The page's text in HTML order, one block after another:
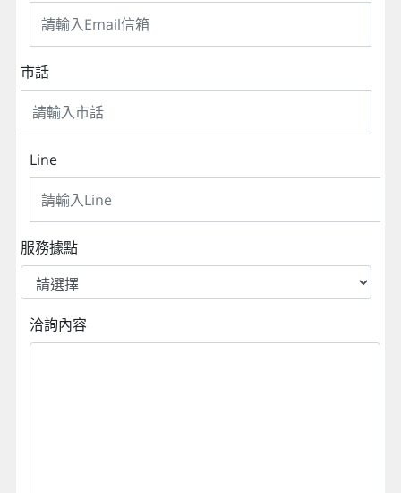
市話
Line
服務據點
洽詢內容